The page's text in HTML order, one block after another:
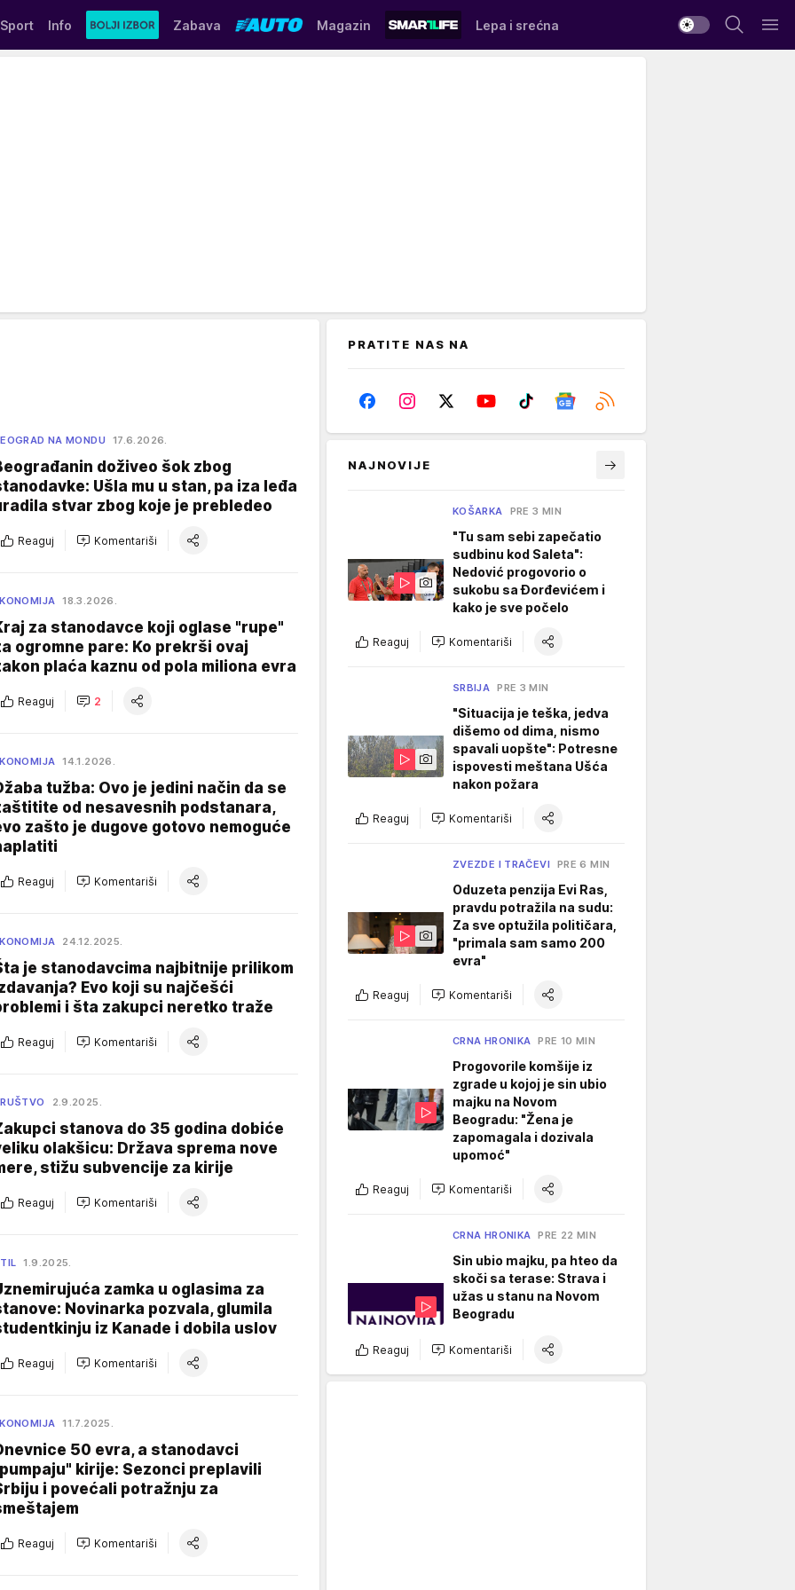
Sport Info Zabava Magazin Lepa i srećna
NA MONDU 17.6.2026.
doživeo šok zbog
Ušla mu u stan, pa iza leđa
stvar zbog koje je prebledeo
Reaguj Komentariši
18.3.2026.
za stanodavce koji oglase "rupe"
ogromne pare: Ko prekrši ovaj
plaća kaznu od pola miliona evra
Reaguj 2
14.1.2026.
tužba: Ovo je jedini način da se
od nesavesnih podstanara,
zašto je dugove gotovo nemoguće
Reaguj Komentariši
24.12.2025.
je stanodavcima najbitnije prilikom
Evo koji su najčešći
i šta zakupci neretko traže
Reaguj Komentariši
2.9.2025.
stanova do 35 godina dobiće
olakšicu: Država sprema nove
stižu subvencije za kirije
Reaguj Komentariši
1.9.2025.
zamka u oglasima za
Novinarka pozvala, glumila
iz Kanade i dobila uslov
Reaguj Komentariši
11.7.2025.
50 evra, a stanodavci
kirije: Sezonci preplavili
i povećali potražnju za
Reaguj Komentariši
PRATITE NAS NA
NAJNOVIJE
KOŠARKA PRE 3 MIN
"Tu sam sebi zapečatio
sudbinu kod Saleta":
Nedović progovorio o
sukobu sa Đorđevićem i
kako je sve počelo
Reaguj Komentariši
SRBIJA PRE 3 MIN
"Situacija je teška, jedva
dišemo od dima, nismo
spavali uopšte": Potresne
ispovesti meštana Ušća
nakon požara
Reaguj Komentariši
ZVEZDE I TRAČEVI PRE 6 MIN
Oduzeta penzija Evi Ras,
pravdu potražila na sudu:
Za sve optužila političara,
"primala sam samo 200
evra"
Reaguj Komentariši
CRNA HRONIKA PRE 10 MIN
Progovorile komšije iz
zgrade u kojoj je sin ubio
majku na Novom
Beogradu: "Žena je
zapomagala i dozivala
upomoć"
Reaguj Komentariši
CRNA HRONIKA PRE 22 MIN
Sin ubio majku, pa hteo da
skoči sa terase: Strava i
užas u stanu na Novom
Beogradu
Reaguj Komentariši